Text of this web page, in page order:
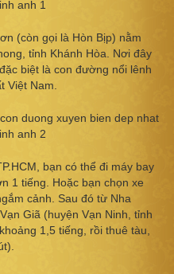
(còn gọi là Hòn Bịp) nằm
tỉnh Khánh Hòa. Nơi đây
biệt là con đường nổi lênh
Việt Nam.
bạn có thể đi máy bay
1 tiếng. Hoặc bạn chọn xe
cảnh. Sau đó từ Nha
Giã (huyện Vạn Ninh, tỉnh
1,5 tiếng, rồi thuê tàu,